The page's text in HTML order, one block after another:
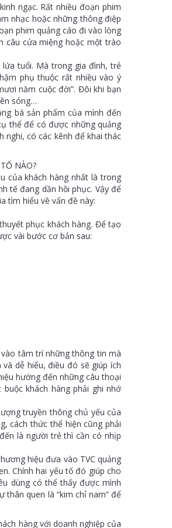
ngạc. Rất nhiều đoạn phim
nhạc hoặc những thông điệp
phim quảng cáo đi vào lòng
câu cửa miệng hoặc một trào
tuổi. Mà trong gia đình, trẻ
phụ thuộc rất nhiều vào ý
năm cuộc đời”. Đôi khi bạn
sóng…
bá sản phẩm của mình đến
thể để có được những quảng
nghi, có các kênh để khai thác
NÀO?
của khách hàng nhất là trong
tế đang dần hồi phục. Vậy để
tìm hiểu về vấn đề này:
phục khách hàng. Để tạo
vài bước cơ bản sau:
tâm trí những thông tin mà
dễ hiểu, điều đó sẽ giúp ích
hướng đến những câu thoại
khách hàng phải ghi nhớ
truyền thông chủ yếu của
cách thức thể hiện cũng phải
là người trẻ thì cần có nhịp
hiệu đưa vào TVC quảng
Chính hai yếu tố đó giúp cho
dùng có thể thấy được mình
quen là “kim chỉ nam” để
hàng với doanh nghiệp của